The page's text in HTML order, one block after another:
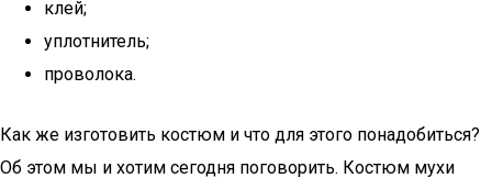
клей;
уплотнитель;
проволока.
Как же изготовить костюм и что для этого понадобиться?
Об этом мы и хотим сегодня поговорить. Костюм мухи